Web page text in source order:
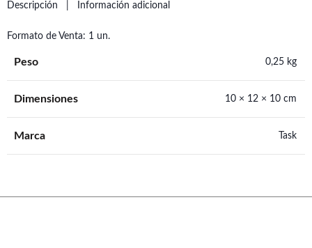
Descripción Información adicional
Formato de Venta: 1 un.
Peso 0,25 kg
Dimensiones 10 × 12 × 10 cm
Marca Task